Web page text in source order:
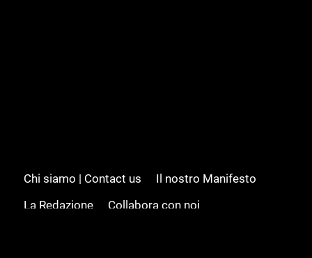
Chi siamo | Contact us
Il nostro Manifesto
La Redazione
Collabora con noi